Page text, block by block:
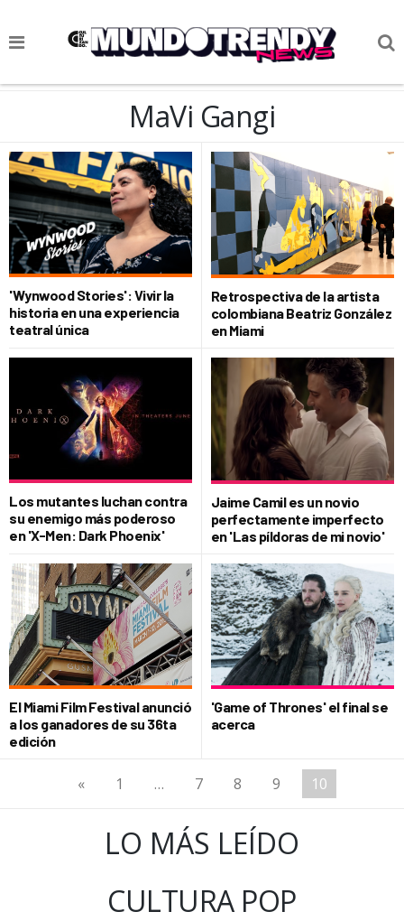
NOTICIAS
CIENCIA Y TECNOLOGÍA
VIDA
SOCIEDAD
CULTURIZANDO.COM
MaVi Gangi
'Wynwood Stories': Vivir la
historia en una experiencia
teatral única
Retrospectiva de la artista
colombiana Beatriz González
en Miami
Los mutantes luchan contra
su enemigo más poderoso
en 'X-Men: Dark Phoenix'
Jaime Camil es un novio
perfectamente imperfecto
en 'Las píldoras de mi novio'
El Miami Film Festival anunció
a los ganadores de su 36ta
edición
'Game of Thrones' el final se
acerca
« 1 … 7 8 9 10
LO MÁS LEÍDO
CULTURA POP